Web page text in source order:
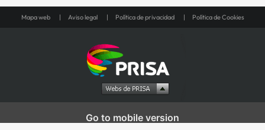
Mapa web Aviso legal Política de privacidad Política de Cookies
Go to mobile version